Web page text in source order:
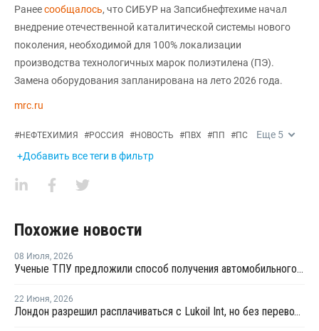
Ранеесообщалось, что СИБУР на Запсибнефтехиме начал
внедрение отечественной каталитической системы нового
поколения, необходимой для 100% локализации
производства технологичных марок полиэтилена (ПЭ).
Замена оборудования запланирована на лето 2026 года.
mrc.ru
#НЕФТЕХИМИЯ #РОССИЯ #НОВОСТЬ #ПВХ #ПП #ПС Еще 5
+Добавить все теги в фильтр
Похожие новости
08 Июля, 2026
Ученые ТПУ предложили способ получения автомобильного бензина из пластиковых отходов
22 Июня, 2026
Лондон разрешил расплачиваться с Lukoil Int, но без перевода средств Лукойлу